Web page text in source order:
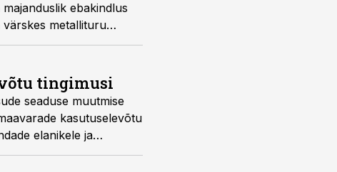
ebakindlus
metallituru
tingimusi
seaduse muutmise
kasutuselevõtu
elanikele ja